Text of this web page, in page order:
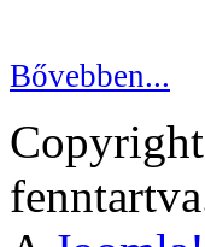
Bővebben...